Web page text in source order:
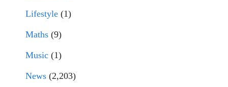
Lifestyle (1)
Maths (9)
Music (1)
News (2,203)